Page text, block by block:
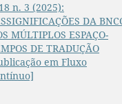
n. 3 (2025):
DA
MÚLTIPLOS ESPAÇO-
DE TRADUÇÃO
em Fluxo